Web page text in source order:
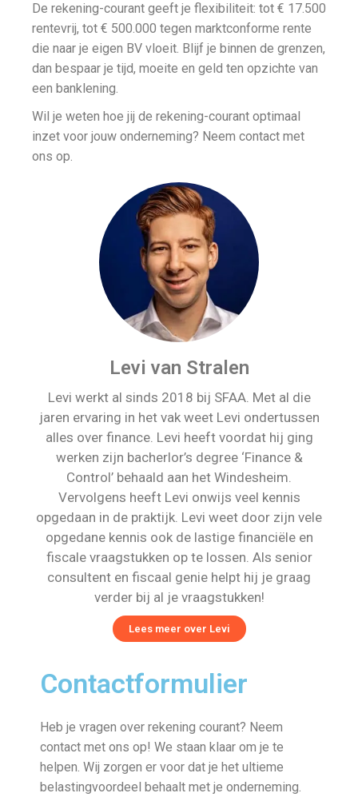
De rekening-courant geeft je flexibiliteit: tot € 17.500
rentevrij, tot € 500.000 tegen marktconforme rente
die naar je eigen BV vloeit. Blijf je binnen de grenzen,
dan bespaar je tijd, moeite en geld ten opzichte van
een banklening.
Wil je weten hoe jij de rekening-courant optimaal
inzet voor jouw onderneming? Neem contact met
ons op.
Levi van Stralen
Levi werkt al sinds 2018 bij SFAA. Met al die
jaren ervaring in het vak weet Levi ondertussen
alles over finance. Levi heeft voordat hij ging
werken zijn bacherlor’s degree ‘Finance &
Control’ behaald aan het Windesheim.
Vervolgens heeft Levi onwijs veel kennis
opgedaan in de praktijk. Levi weet door zijn vele
opgedane kennis ook de lastige financiële en
fiscale vraagstukken op te lossen. Als senior
consultent en fiscaal genie helpt hij je graag
verder bij al je vraagstukken!
Lees meer over Levi
Contactformulier
Heb je vragen over rekening courant? Neem
contact met ons op! We staan klaar om je te
helpen. Wij zorgen er voor dat je het ultieme
belastingvoordeel behaalt met je onderneming.